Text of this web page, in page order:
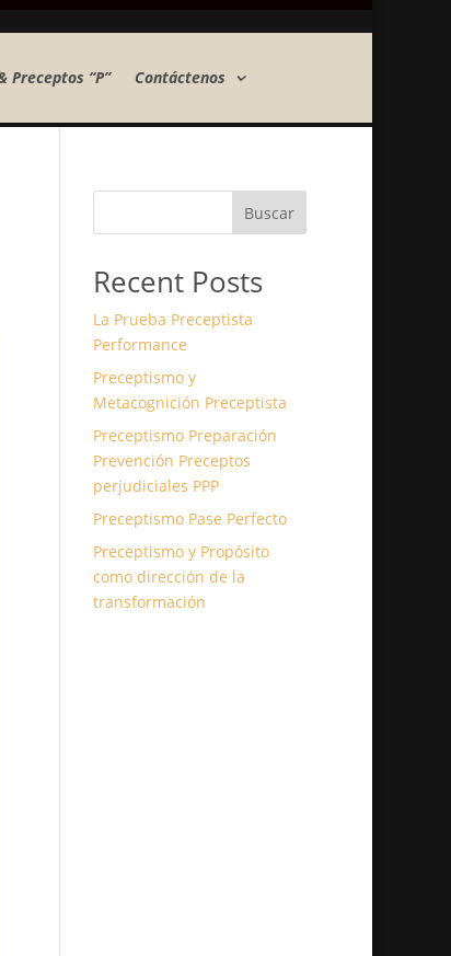
Preceptos “P” Contáctenos
Buscar
Recent Posts
La Prueba Preceptista
Performance
Preceptismo y
Metacognición Preceptista
Preceptismo Preparación
Prevención Preceptos
perjudiciales PPP
Preceptismo Pase Perfecto
Preceptismo y Propósito
como dirección de la
transformación